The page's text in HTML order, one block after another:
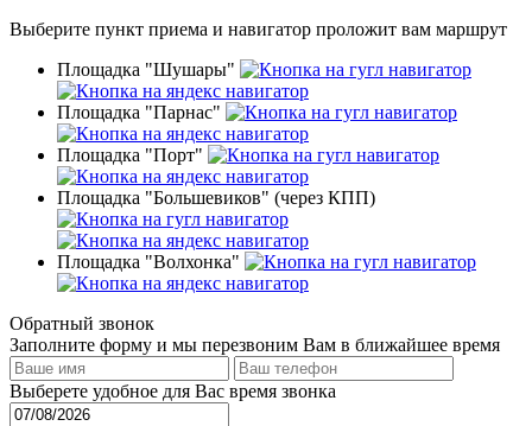
Выберите пункт приема и навигатор проложит вам маршрут
Площадка "Шушары"
Площадка "Парнас"
Площадка "Порт"
Площадка "Большевиков" (через КПП)
Площадка "Волхонка"
Обратный звонок
Заполните форму и мы перезвоним Вам в ближайшее время
Выберете удобное для Вас время звонка